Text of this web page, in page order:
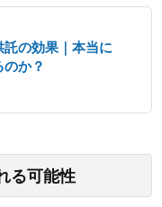
託の効果｜本当に
か？
る可能性